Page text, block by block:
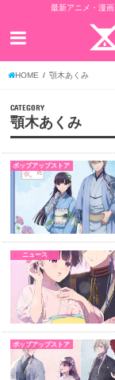
最新アニメ・漫
HOME 顎木あくみ
CATEGORY
顎木あくみ
ポップアップストア
ニュース
ポップアップストア